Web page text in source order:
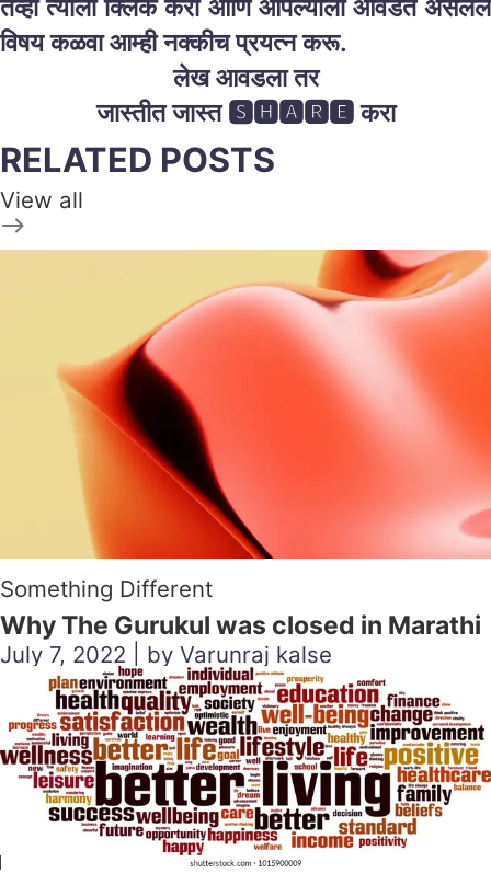
तेव्हा त्याला क्लिक करा आणि आपल्याला आवडत असलेले
विषय कळवा आम्ही नक्कीच प्रयत्न करू.
लेख आवडला तर
जास्तीत जास्त 🆂🅷🅰🆁🅴 करा
RELATED POSTS
View all
Something Different
Why The Gurukul was closed in Marathi
July 7, 2022 | by Varunraj kalse